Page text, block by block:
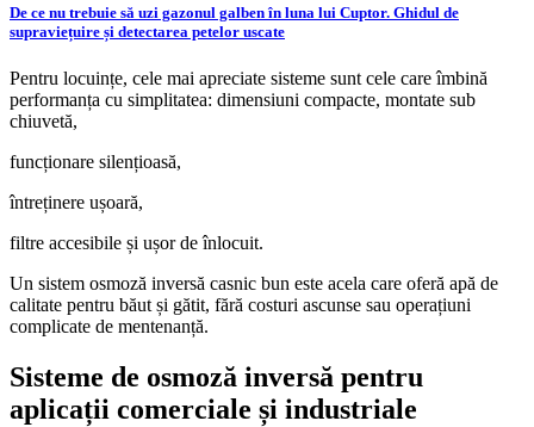
De ce nu trebuie să uzi gazonul galben în luna lui Cuptor. Ghidul de
supraviețuire și detectarea petelor uscate
Pentru locuințe, cele mai apreciate sisteme sunt cele care îmbină
performanța cu simplitatea: dimensiuni compacte, montate sub
chiuvetă,
funcționare silențioasă,
întreținere ușoară,
filtre accesibile și ușor de înlocuit.
Un sistem osmoză inversă casnic bun este acela care oferă apă de
calitate pentru băut și gătit, fără costuri ascunse sau operațiuni
complicate de mentenanță.
Sisteme de osmoză inversă pentru
aplicații comerciale și industriale